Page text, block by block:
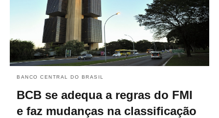
BANCO CENTRAL DO BRASIL
BCB se adequa a regras do FMI
e faz mudanças na classificação